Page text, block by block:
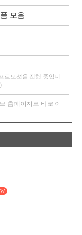
모음
로모션을 진행 중입니
홈페이지로 바로 이